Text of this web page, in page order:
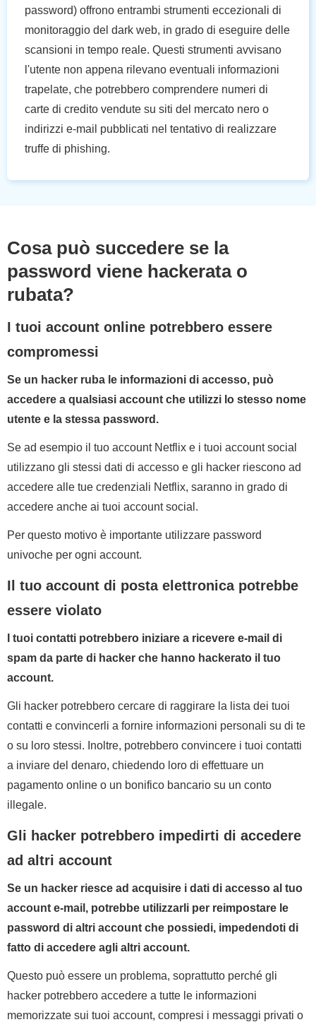
password) offrono entrambi strumenti eccezionali di
monitoraggio del dark web, in grado di eseguire delle
scansioni in tempo reale. Questi strumenti avvisano
l'utente non appena rilevano eventuali informazioni
trapelate, che potrebbero comprendere numeri di
carte di credito vendute su siti del mercato nero o
indirizzi e-mail pubblicati nel tentativo di realizzare
truffe di phishing.
Cosa può succedere se la
password viene hackerata o
rubata?
I tuoi account online potrebbero essere
compromessi
Se un hacker ruba le informazioni di accesso, può
accedere a qualsiasi account che utilizzi lo stesso nome
utente e la stessa password.
Se ad esempio il tuo account Netflix e i tuoi account social
utilizzano gli stessi dati di accesso e gli hacker riescono ad
accedere alle tue credenziali Netflix, saranno in grado di
accedere anche ai tuoi account social.
Per questo motivo è importante utilizzare password
univoche per ogni account.
Il tuo account di posta elettronica potrebbe
essere violato
I tuoi contatti potrebbero iniziare a ricevere e-mail di
spam da parte di hacker che hanno hackerato il tuo
account.
Gli hacker potrebbero cercare di raggirare la lista dei tuoi
contatti e convincerli a fornire informazioni personali su di te
o su loro stessi. Inoltre, potrebbero convincere i tuoi contatti
a inviare del denaro, chiedendo loro di effettuare un
pagamento online o un bonifico bancario su un conto
illegale.
Gli hacker potrebbero impedirti di accedere
ad altri account
Se un hacker riesce ad acquisire i dati di accesso al tuo
account e-mail, potrebbe utilizzarli per reimpostare le
password di altri account che possiedi, impedendoti di
fatto di accedere agli altri account.
Questo può essere un problema, soprattutto perché gli
hacker potrebbero accedere a tutte le informazioni
memorizzate sui tuoi account, compresi i messaggi privati o